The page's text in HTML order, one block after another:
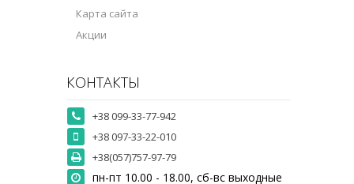
Карта сайта
Акции
КОНТАКТЫ
+38 099-33-77-942
+38 097-33-22-010
+38(057)757-97-79
пн-пт 10.00 - 18.00, сб-вс выходные